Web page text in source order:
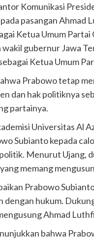
Komunikasi
pasangan Ahmad
Ketua Umum
gubernur Jawa
Ketua Umum
Prabowo tetap
dan hak politiknya
partainya.
Universitas Al
Subianto kepada
Menurut Ujang,
memang
Prabowo
hukum.
Ahmad
bahwa